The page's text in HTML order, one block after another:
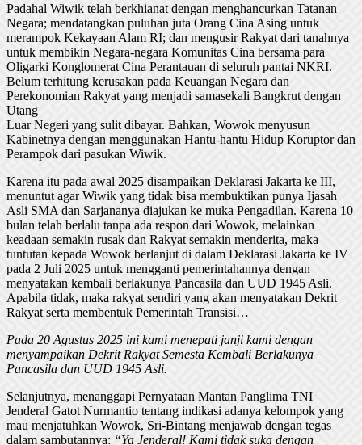
Padahal Wiwik telah berkhianat dengan menghancurkan Tatanan
Negara; mendatangkan puluhan juta Orang Cina Asing untuk
merampok Kekayaan Alam RI; dan mengusir Rakyat dari tanahnya
untuk membikin Negara-negara Komunitas Cina bersama para
Oligarki Konglomerat Cina Perantauan di seluruh pantai NKRI.
Belum terhitung kerusakan pada Keuangan Negara dan
Perekonomian Rakyat yang menjadi samasekali Bangkrut dengan
Utang
Luar Negeri yang sulit dibayar. Bahkan, Wowok menyusun
Kabinetnya dengan menggunakan Hantu-hantu Hidup Koruptor dan
Perampok dari pasukan Wiwik.
Karena itu pada awal 2025 disampaikan Deklarasi Jakarta ke III,
menuntut agar Wiwik yang tidak bisa membuktikan punya Ijasah
Asli SMA dan Sarjananya diajukan ke muka Pengadilan. Karena 10
bulan telah berlalu tanpa ada respon dari Wowok, melainkan
keadaan semakin rusak dan Rakyat semakin menderita, maka
tuntutan kepada Wowok berlanjut di dalam Deklarasi Jakarta ke IV
pada 2 Juli 2025 untuk mengganti pemerintahannya dengan
menyatakan kembali berlakunya Pancasila dan UUD 1945 Asli.
Apabila tidak, maka rakyat sendiri yang akan menyatakan Dekrit
Rakyat serta membentuk Pemerintah Transisi…
Pada 20 Agustus 2025 ini kami menepati janji kami dengan
menyampaikan Dekrit Rakyat Semesta Kembali Berlakunya
Pancasila dan UUD 1945 Asli.
Selanjutnya, menanggapi Pernyataan Mantan Panglima TNI
Jenderal Gatot Nurmantio tentang indikasi adanya kelompok yang
mau menjatuhkan Wowok, Sri-Bintang menjawab dengan tegas
dalam sambutannya: “Ya Jenderal! Kami tidak suka dengan